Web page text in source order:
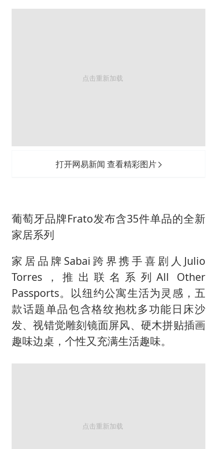
打开网易新闻 查看精彩图片
葡萄牙品牌Frato发布含35件单品的全新
家居系列
家居品牌Sabai跨界携手喜剧人Julio
Torres，推出联名系列All Other
Passports。以纽约公寓生活为灵感，五
款话题单品包含格纹抱枕多功能日床沙
发、视错觉雕刻镜面屏风、硬木拼贴插画
趣味边桌，个性又充满生活趣味。